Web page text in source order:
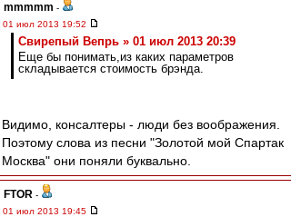
mmmmm -
01 июл 2013 19:52
Свирепый Вепрь » 01 июл 2013 20:39
Еще бы понимать,из каких параметров
складывается стоимость брэнда.
Видимо, консалтеры - люди без воображения.
Поэтому слова из песни "Золотой мой Спартак
Москва" они поняли буквально.
FTOR -
01 июл 2013 19:45